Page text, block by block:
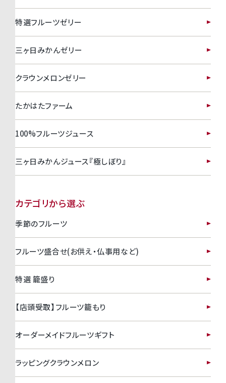
特選フルーツゼリー
三ヶ日みかんゼリー
クラウンメロンゼリー
たかはたファーム
100%フルーツジュース
三ヶ日みかんジュース『極しぼり』
カテゴリから選ぶ
季節のフルーツ
フルーツ盛合せ(お供え・仏事用など)
特選 籠盛り
【店頭受取】フルーツ籠もり
オーダーメイドフルーツギフト
ラッピングクラウンメロン